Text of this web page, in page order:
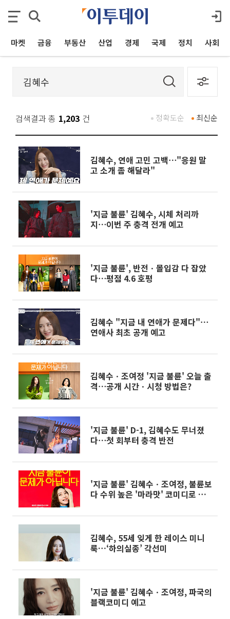
마켓 금융 부동산 산업 경제 국제 정치 사회
검색결과 총 1,203 건 최신순
정확도순
김혜수, 연애 고민 고백⋯"응원 말
고 소개 좀 해달라"
'지금 불륜' 김혜수, 시체 처리까
지⋯이번 주 충격 전개 예고
'지금 불륜', 반전ㆍ몰입감 다 잡았
다⋯평점 4.6 호평
김혜수 "지금 내 연애가 문제다"⋯
연애사 최초 공개 예고
김혜수ㆍ조여정 '지금 불륜' 오늘 출
격⋯공개 시간ㆍ시청 방법은?
'지금 불륜' D-1, 김혜수도 무너졌
다⋯첫 회부터 충격 반전
'지금 불륜' 김혜수ㆍ조여정, 불륜보
다 수위 높은 '마라맛' 코미디로 재
김혜수, 55세 잊게 한 레이스 미니
룩…‘하의실종’ 각선미
'지금 불륜' 김혜수ㆍ조여정, 파국의
블랙코미디 예고